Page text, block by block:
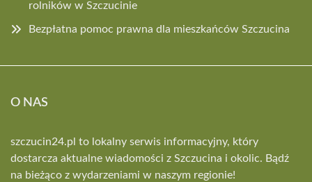
rolników w Szczucinie
Bezpłatna pomoc prawna dla mieszkańców Szczucina
O NAS
szczucin24.pl to lokalny serwis informacyjny, który
dostarcza aktualne wiadomości z Szczucina i okolic. Bądź
na bieżąco z wydarzeniami w naszym regionie!